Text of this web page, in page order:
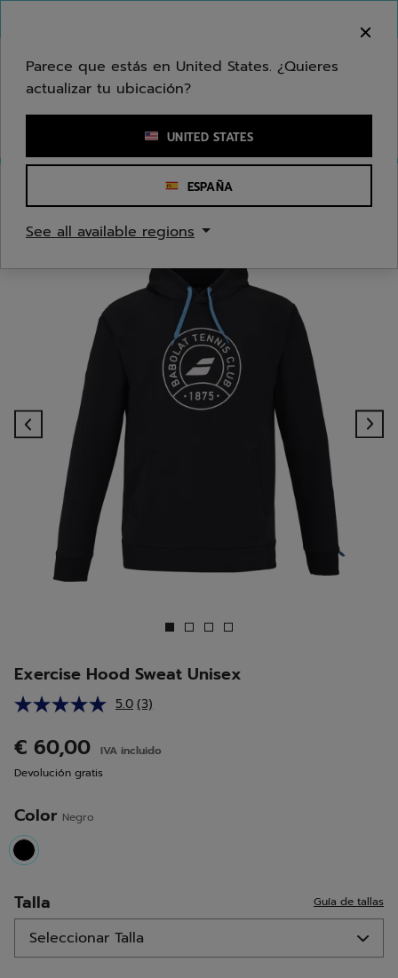
Ingresar una palabra clave o un número de artículo
Previous
Exercise Hood Sweat Unisex
5.0 Lea
Enlace
(3)
€ 60,00
IVA incluido
Devolución gratis
Color Negro
selected
Talla Guía de tallas
Parece que estás en United States. ¿Quieres
actualizar tu ubicación?
UNITED STATES
ESPAÑA
See all available regions